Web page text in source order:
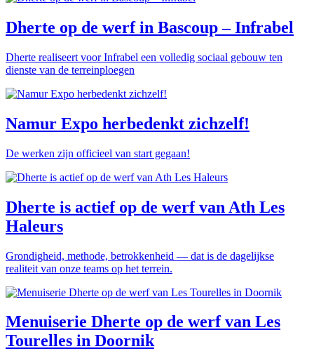
Dherte op de werf in Bascoup – Infrabel
Dherte realiseert voor Infrabel een volledig sociaal gebouw ten
dienste van de terreinploegen
Namur Expo herbedenkt zichzelf!
De werken zijn officieel van start gegaan!
Dherte is actief op de werf van Ath Les
Haleurs
Grondigheid, methode, betrokkenheid — dat is de dagelijkse
realiteit van onze teams op het terrein.
Menuiserie Dherte op de werf van Les
Tourelles in Doornik